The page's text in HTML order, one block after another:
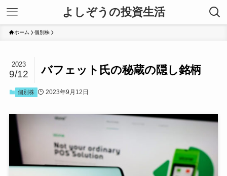
よしぞうの投資生活
ホーム 個別株
バフェット氏の秘蔵の隠し銘柄
2023
9/12
個別株 2023年9月12日